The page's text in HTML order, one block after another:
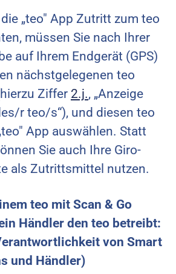
„teo" App Zutritt zum teo
müssen Sie nach Ihrer
auf Ihrem Endgerät (GPS)
nächstgelegenen teo
Ziffer 2.j., „Anzeige
r teo/s“), und diesen teo
App auswählen. Statt
Sie auch Ihre Giro-
als Zutrittsmittel nutzen.
teo mit Scan & Go
Händler den teo betreibt:
von Smart
und Händler)